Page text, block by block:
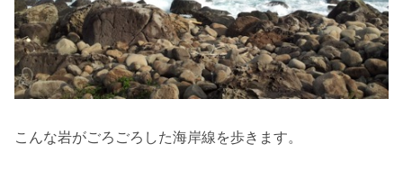
こんな岩がごろごろした海岸線を歩きます。